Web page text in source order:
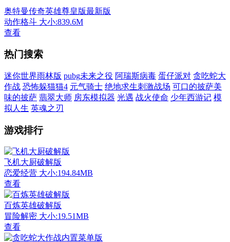
奥特曼传奇英雄尊皇版最新版
动作格斗 大小:839.6M
查看
热门搜索
迷你世界雨林版 pubg未来之役 阿瑞斯病毒 蛋仔派对 贪吃蛇大
作战 恐怖躲猫猫4 元气骑士 绝地求生刺激战场 可口的披萨美
味的披萨 翡翠大师 房东模拟器 光遇 战火使命 少年西游记 模
拟人生 英魂之刃
游戏排行
飞机大厨破解版
恋爱经营 大小:194.84MB
查看
百炼英雄破解版
冒险解密 大小:19.51MB
查看